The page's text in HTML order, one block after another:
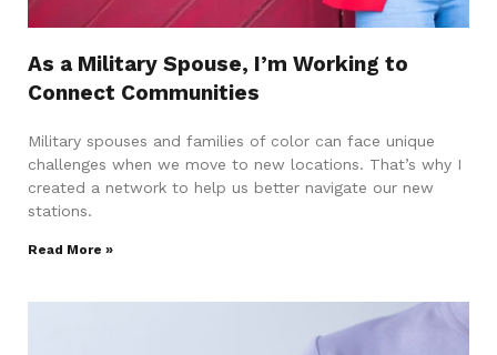
As a Military Spouse, I’m Working to
Connect Communities
Military spouses and families of color can face unique
challenges when we move to new locations. That’s why I
created a network to help us better navigate our new
stations.
Read More »